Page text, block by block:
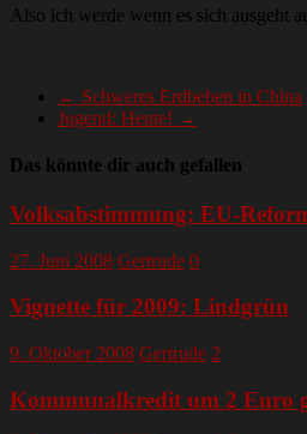
Also ich werde wenn es sich ausgeht
← Schweres Erdbeben in China
Jugend: Heute! →
Das könnte dir auch gefallen
Volksabstimmung: EU-
27. Juni 2008 Gertrude 0
Vignette für 2009: Lindgrün
9. Oktober 2008 Gertrude 2
Kommunalkredit um 2 Euro